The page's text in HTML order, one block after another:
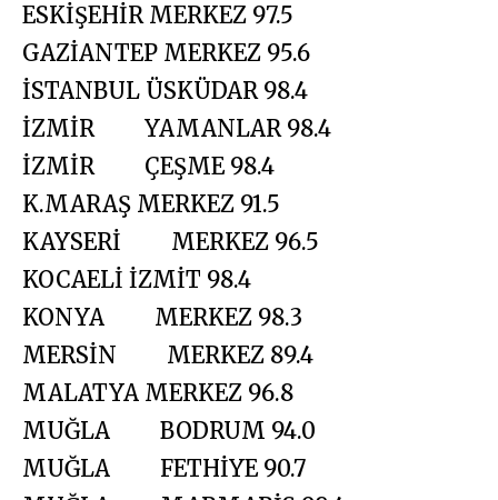
ESKİŞEHİR MERKEZ 97.5
GAZİANTEP MERKEZ 95.6
İSTANBUL ÜSKÜDAR 98.4
İZMİR YAMANLAR 98.4
İZMİR ÇEŞME 98.4
K.MARAŞ MERKEZ 91.5
KAYSERİ MERKEZ 96.5
KOCAELİ İZMİT 98.4
KONYA MERKEZ 98.3
MERSİN MERKEZ 89.4
MALATYA MERKEZ 96.8
MUĞLA BODRUM 94.0
MUĞLA FETHİYE 90.7